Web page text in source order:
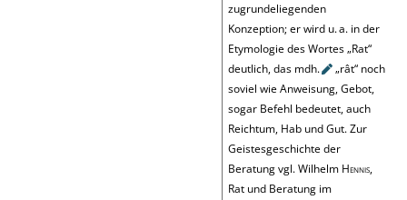
zugrundeliegenden
Konzeption; er wird u. a. in der
Etymologie des Wortes„Rat“
deutlich, das mdh. „rât“noch
soviel wie Anweisung, Gebot,
sogar Befehl bedeutet, auch
Reichtum, Hab und Gut. Zur
Geistesgeschichte der
Beratungvgl. Wilhelm Hennis,
Rat und Beratung im